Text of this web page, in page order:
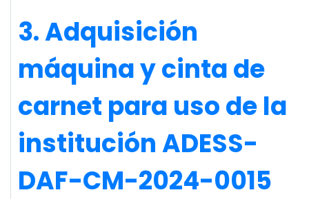
3. Adquisición
máquina y cinta de
carnet para uso de la
institución ADESS-
DAF-CM-2024-0015